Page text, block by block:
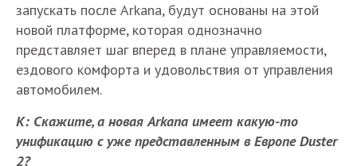
запускать после Arkana, будут основаны на этой
новой платформе, которая однозначно
представляет шаг вперед в плане управляемости,
ездового комфорта и удовольствия от управления
автомобилем.
К: Скажите, а новая Arkana имеет какую-то
унификацию с уже представленным в Европе Duster
2?